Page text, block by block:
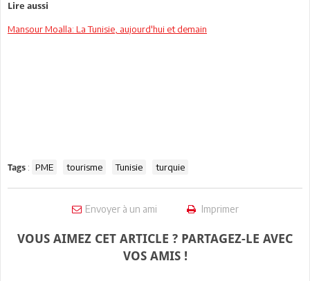
Lire aussi
Mansour Moalla: La Tunisie, aujourd'hui et demain
Tags : PME tourisme Tunisie turquie
Envoyer à un ami Imprimer
VOUS AIMEZ CET ARTICLE ? PARTAGEZ-LE AVEC
VOS AMIS !